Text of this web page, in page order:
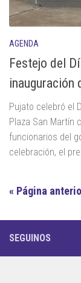
AGENDA
Festejo del
inauguración
Pujato celebró el
Plaza San Martín
funcionarios del
celebración, el
« Página
SEGUINOS